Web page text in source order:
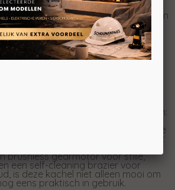
Steel is een krachtige pelletkachel
uitstraling, perfect voor wie houdt van
De stalen buitenkant geeft
uitstraling, maar zorgt ook
warmtegeleiding waardoor uw
op temperatuur komt. Met een
19 kg geniet u van een constante
233 vierkante meter.
is verkrijgbaar in drie stijlvolle kleuren:
u de kachel
en interieur. Daarnaast is deze
een A++ energie-efficiëntielabel, wat
voor een lagere ecologische
brushless gearmotor voor stille,
een self-cleaning brazier voor
is deze kachel niet alleen mooi om
eens praktisch in gebruik.